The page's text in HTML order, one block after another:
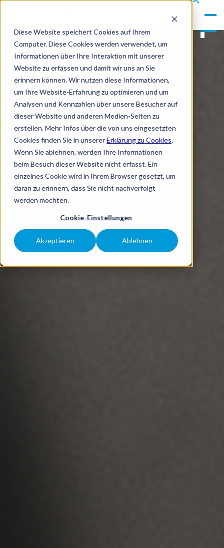
Diese Website speichert Cookies auf Ihrem
Computer. Diese Cookies werden verwendet, um
Informationen über Ihre Interaktion mit unserer
Website zu erfassen und damit wir uns an Sie
erinnern können. Wir nutzen diese Informationen,
um Ihre Website-Erfahrung zu optimieren und um
Analysen und Kennzahlen über unsere Besucher auf
dieser Website und anderen Medien-Seiten zu
erstellen. Mehr Infos über die von uns eingesetzten
Cookies finden Sie in unsererErklärung zu Cookies.
Wenn Sie ablehnen, werden Ihre Informationen
beim Besuch dieser Website nicht erfasst. Ein
einzelnes Cookie wird in Ihrem Browser gesetzt, um
daran zu erinnern, dass Sie nicht nachverfolgt
werden möchten.
Cookie-Einstellungen
Akzeptieren Ablehnen
s
ea